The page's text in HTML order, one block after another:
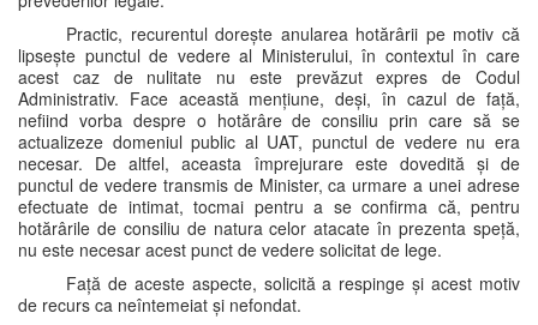
Practic, recurentul dorește anularea hotărârii pe motiv că
lipsește punctul de vedere al Ministerului, în contextul în care
acest caz de nulitate nu este prevăzut expres de Codul
Administrativ. Face această mențiune, deși, în cazul de față,
nefiind vorba despre o hotărâre de consiliu prin care să se
actualizeze domeniul public al UAT, punctul de vedere nu era
necesar. De altfel, aceasta împrejurare este dovedită și de
punctul de vedere transmis de Minister, ca urmare a unei adrese
efectuate de intimat, tocmai pentru a se confirma că, pentru
hotărârile de consiliu de natura celor atacate în prezenta speță,
nu este necesar acest punct de vedere solicitat de lege.
Față de aceste aspecte, solicită a respinge și acest motiv
de recurs ca neîntemeiat și nefondat.